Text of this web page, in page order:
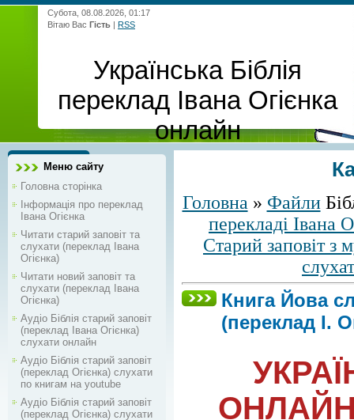
Субота, 08.08.2026, 01:17
Вітаю Вас Гість | RSS
Українська Біблія
переклад Івана Огієнка
онлайн
Меню сайту
Головна сторінка
Інформація про переклад
Івана Огієнка
Читати старий заповіт та
слухати (переклад Івана
Огієнка)
Читати новий заповіт та
слухати (переклад Івана
Огієнка)
Аудіо Біблія старий заповіт
(переклад Івана Огієнка)
слухати онлайн
Аудіо Біблія старий заповіт
(переклад Огієнка) слухати
по книгам на youtube
Аудіо Біблія старий заповіт
(переклад Огієнка) слухати
Головна» Файли
перекладі Івана
Старий заповіт з
Книга Йова
(переклад І.